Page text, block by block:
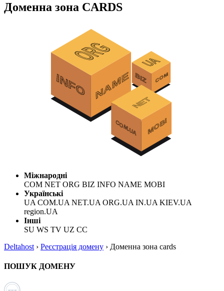
Доменна зона CARDS
Міжнародні
COM NET ORG BIZ INFO NAME MOBI
Українські
UA COM.UA NET.UA ORG.UA IN.UA KIEV.UA
region.UA
Інші
SU WS TV UZ CC
Deltahost › Реєстрація домену › Доменна зона cards
ПОШУК ДОМЕНУ